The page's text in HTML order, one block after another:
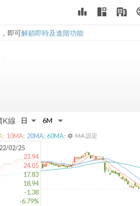
leaderboard
即可解鎖即時及進階功能
勢
K線
02/25
23.94
24.05
17.83
18.94
-1.38
-6.79%
10MA: 20MA: 60MA: settings MA 設定